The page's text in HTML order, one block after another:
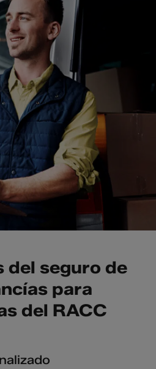
del seguro de
para
del RACC